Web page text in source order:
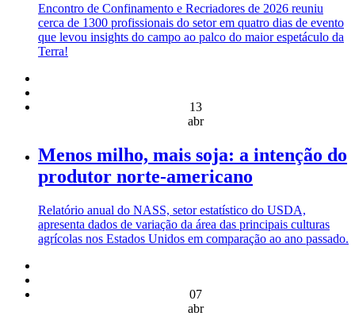
Encontro de Confinamento e Recriadores de 2026 reuniu
cerca de 1300 profissionais do setor em quatro dias de evento
que levou insights do campo ao palco do maior espetáculo da
Terra!
13
abr
Menos milho, mais soja: a intenção do
produtor norte-americano
Relatório anual do NASS, setor estatístico do USDA,
apresenta dados de variação da área das principais culturas
agrícolas nos Estados Unidos em comparação ao ano passado.
07
abr